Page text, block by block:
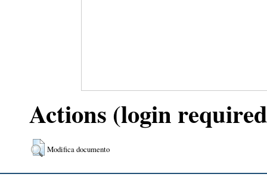
Actions (login
Modifica documento